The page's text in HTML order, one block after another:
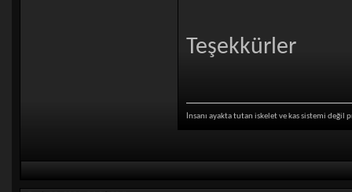
Teşekkürler
İnsanı ayakta tutan iskelet ve kas sistemi değil